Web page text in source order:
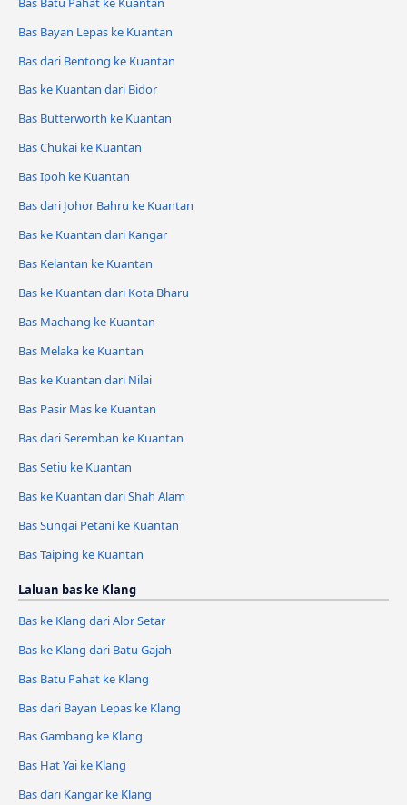
Bas Bayan Lepas ke Kuantan
Bas dari Bentong ke Kuantan
Bas ke Kuantan dari Bidor
Bas Butterworth ke Kuantan
Bas Chukai ke Kuantan
Bas Ipoh ke Kuantan
Bas dari Johor Bahru ke Kuantan
Bas ke Kuantan dari Kangar
Bas Kelantan ke Kuantan
Bas ke Kuantan dari Kota Bharu
Bas Machang ke Kuantan
Bas Melaka ke Kuantan
Bas ke Kuantan dari Nilai
Bas Pasir Mas ke Kuantan
Bas dari Seremban ke Kuantan
Bas Setiu ke Kuantan
Bas ke Kuantan dari Shah Alam
Bas Sungai Petani ke Kuantan
Bas Taiping ke Kuantan
Laluan bas ke Klang
Bas ke Klang dari Alor Setar
Bas ke Klang dari Batu Gajah
Bas Batu Pahat ke Klang
Bas dari Bayan Lepas ke Klang
Bas Gambang ke Klang
Bas Hat Yai ke Klang
Bas dari Kangar ke Klang